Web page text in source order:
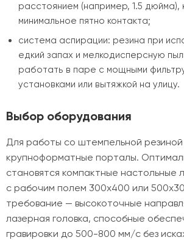
расстоянием (например, 1.5
минимальное пятно контакта;
система аспирации: резина при
едкий запах и мелкодисперсную
работать в паре с мощными
установками или вытяжкой на улицу.
Выбор оборудования
Для работы со штемпельной
крупноформатные порталы.
становятся компактные настольные
с рабочим полем 300х400 или
требование — высокоточные
лазерная головка, способные
гравировки до 500-800 мм/с без